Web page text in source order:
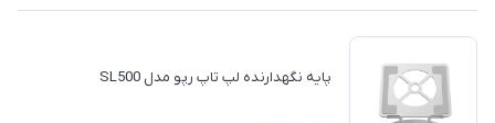
پایه نگهدارنده لپ تاپ رپو مدل SL500